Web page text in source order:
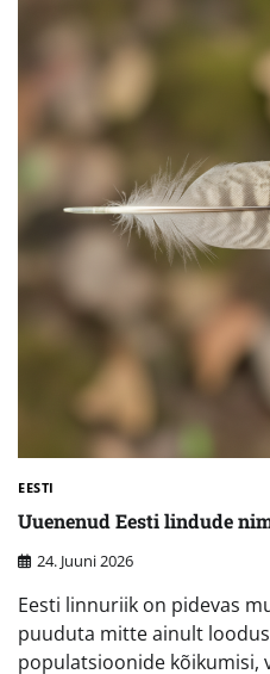
EESTI
Uuenenud Eesti lindude
24. Juuni 2026
Eesti linnuriik on pidevas
puuduta mitte ainult
populatsioonide kõikumisi,